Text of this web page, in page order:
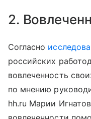
2.
Согласно
российских
вовлеченность
по мнению
hh.ru Марии